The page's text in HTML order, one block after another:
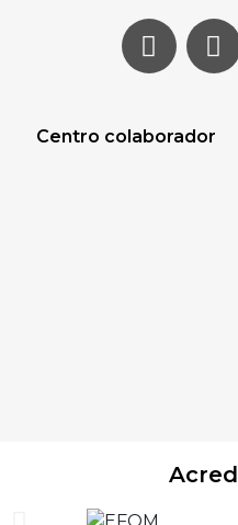
Centro colaborador